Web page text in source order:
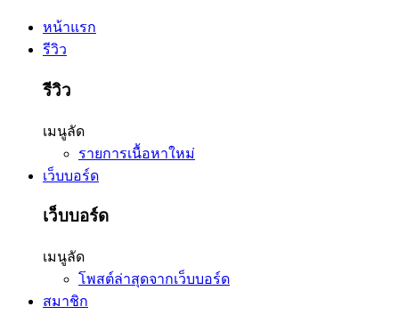
หน้าแรก
รีวิว
รีวิว
เมนูลัด
รายการเนื้อหาใหม่
เว็บบอร์ด
เว็บบอร์ด
เมนูลัด
โพสต์ล่าสุดจากเว็บบอร์ด
สมาชิก